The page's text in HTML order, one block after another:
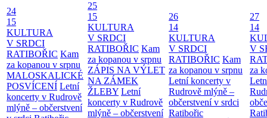
24
15
KULTURA
V SRDCI
RATIBOŘIC Kam
za kopanou v srpnu
MALOSKALICKÉ
POSVÍCENÍ Letní
koncerty v Rudrově
mlýně – občerstvení
25
15
KULTURA
V SRDCI
RATIBOŘIC Kam
za kopanou v srpnu
ZÁPIS NA VÝLET
NA ZÁMEK
ŽLEBY Letní
koncerty v Rudrově
mlýně – občerstvení
26
14
KULTURA
V SRDCI
RATIBOŘIC Kam
za kopanou v srpnu
Letní koncerty v
Rudrově mlýně –
občerstvení v srdci
Ratibořic
27
14
V
za